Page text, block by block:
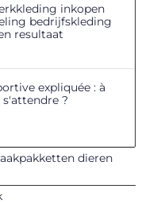
inkopen
bedrijfskleding
resultaat
expliquée : à
?
dieren